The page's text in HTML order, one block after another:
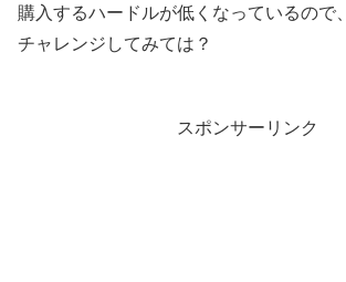
購入するハードルが低くなっているので、
チャレンジしてみては？
スポンサーリンク